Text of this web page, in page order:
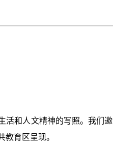
和人文精神的写照。我们
育区呈现。